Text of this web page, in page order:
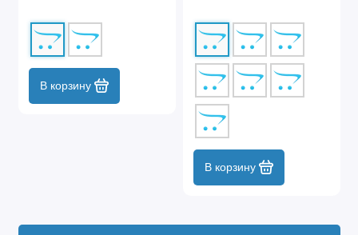
В корзину
В корзину